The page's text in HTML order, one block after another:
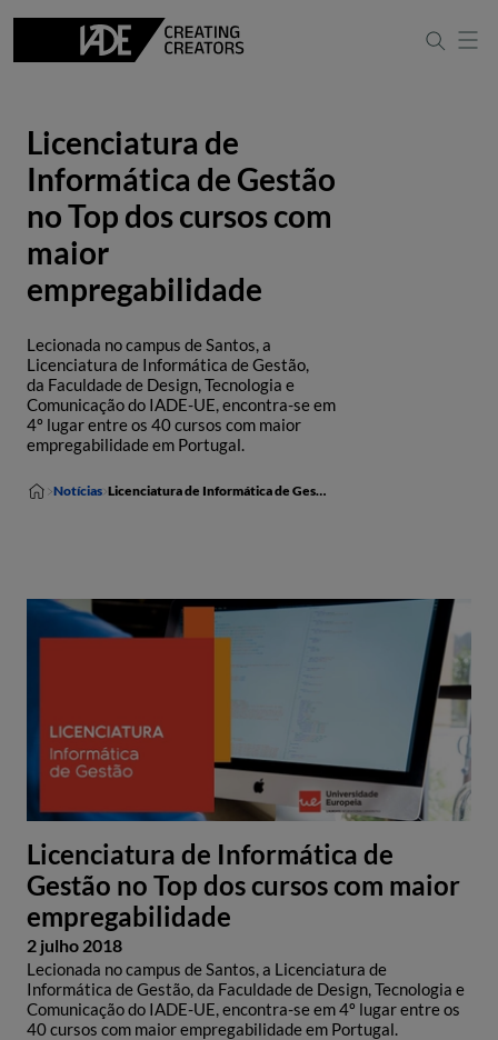
Licenciatura de
Informática de Gestão
no Top dos cursos com
maior
empregabilidade
Lecionada no campus de Santos, a
Licenciatura de Informática de Gestão,
da Faculdade de Design, Tecnologia e
Comunicação do IADE-UE, encontra-se em
4º lugar entre os 40 cursos com maior
empregabilidade em Portugal.
Notícias Licenciatura de Informática de Gestão no Top dos cursos com maior empregabilidade
Licenciatura de Informática de
Gestão no Top dos cursos com maior
empregabilidade
2 julho 2018
Lecionada no campus de Santos, a Licenciatura de
Informática de Gestão, da Faculdade de Design, Tecnologia e
Comunicação do IADE-UE, encontra-se em 4º lugar entre os
40 cursos com maior empregabilidade em Portugal.